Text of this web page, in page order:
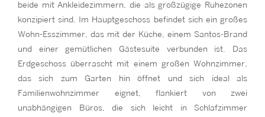
beide mit Ankleidezimmern, die als großzügige Ruhezonen
konzipiert sind. Im Hauptgeschoss befindet sich ein großes
Wohn-Esszimmer, das mit der Küche, einem Santos-Brand
und einer gemütlichen Gästesuite verbunden ist. Das
Erdgeschoss überrascht mit einem großen Wohnzimmer,
das sich zum Garten hin öffnet und sich ideal als
Familienwohnzimmer eignet, flankiert von zwei
unabhängigen Büros, die sich leicht in Schlafzimmer